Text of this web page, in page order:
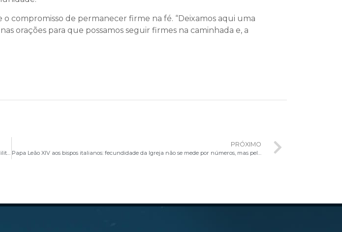
compromisso de permanecer firme na fé. “Deixamos aqui uma
orações para que possamos seguir firmes na caminhada e, a
Papa nomeia Monsenhor Fabrício de Prado Nunes como Bispo auxiliar do Ordinariado Militar do Brasil
PRÓXIMO